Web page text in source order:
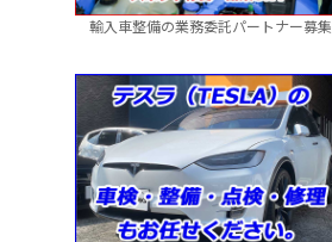
輸入車整備の業務委託パートナー募集